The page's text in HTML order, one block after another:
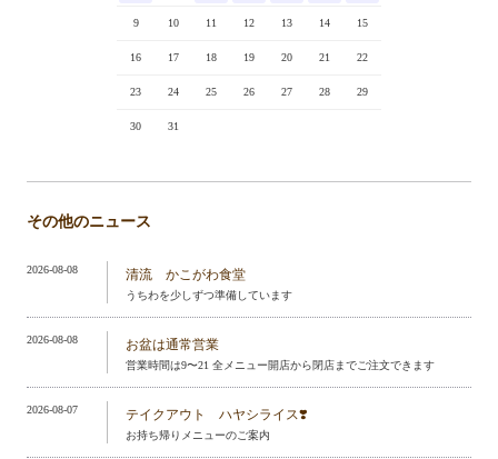
9 10 11 12 13 14 15
16 17 18 19 20 21 22
23 24 25 26 27 28 29
30 31
その他のニュース
2026-08-08 清流 かこがわ食堂
うちわを少しずつ準備しています
2026-08-08 お盆は通常営業
営業時間は9〜21 全メニュー開店から閉店までご注文できます
2026-08-07 テイクアウト ハヤシライス❣️
お持ち帰りメニューのご案内